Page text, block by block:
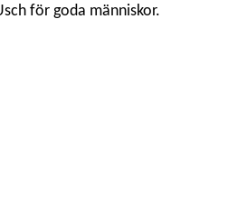
för goda människor.